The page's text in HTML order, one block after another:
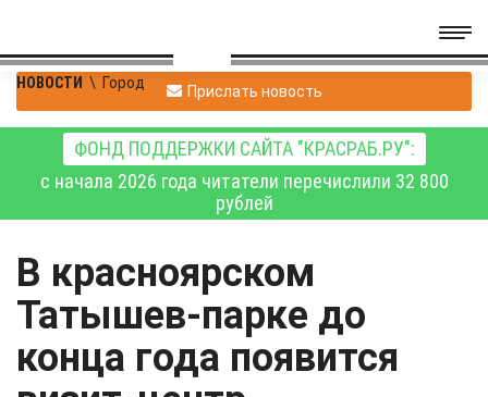
НОВОСТИ \ Город Прислать новость
ФОНД ПОДДЕРЖКИ САЙТА "КРАСРАБ.РУ":
с начала 2026 года читатели перечислили 32 800
рублей
В красноярском
Татышев-парке до
конца года появится